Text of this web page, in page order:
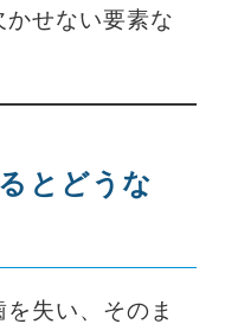
せない要素な
とどうな
失い、そのま